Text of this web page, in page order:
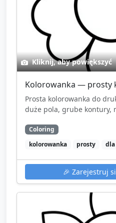
Kliknij, aby powiększyć
Kolorowanka — prosty
Prosta kolorowanka do
duże pola, grube kontury,
Coloring
kolorowanka
prosty dla
🎉 Zarejestruj